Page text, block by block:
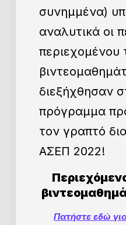
συνημμένα)
αναλυτικά οι
περιεχομένου
διεξήχθησαν
πρόγραμμα
τον γραπτό
ΑΣΕΠ 2022!
Πατήστε εδώ